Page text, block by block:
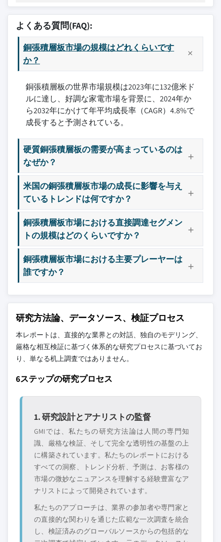
よくある質問(FAQ):
銅張積層板市場の規模はどれくらいです
か？
銅張積層板の世界市場規模は2023年に132億米ド
ルに達し、好調な家電市場を背景に、2024年か
ら2032年にかけて年平均成長率（CAGR）4.8%で
成長すると予測されている。
硬質銅張積層板の需要が高まっているのは
なぜか？
米国の銅張積層板市場の成長に影響を与え
ているトレンドは何ですか？
銅張積層板市場における直接調達セグメン
トの規模はどのくらいですか？
銅張積層板市場における主要プレーヤーは
誰ですか？
研究方法論、データソース、検証プロセス
本レポートは、直接的な業界との対話、独自のモデリング、
厳格な相互検証に基づく体系的な研究プロセスに基づいてお
り、単なる机上調査ではありません。
6ステップの研究プロセス
1. 研究設計とアナリストの監督
GMIでは、私たちの研究方法論は人間の専門知
識、厳格な検証、そして完全な透明性の基盤の上
に構築されています。私たちのレポートにおける
すべての洞察、トレンド分析、予測は、お客様の
市場の微妙なニュアンスを理解する経験豊富なア
ナリストによって開発されています。
私たちのアプローチは、業界の参加者や専門家と
の直接的な関わりを通じた広範な一次調査を統合
し、検証済みのグローバルソースからの包括的な